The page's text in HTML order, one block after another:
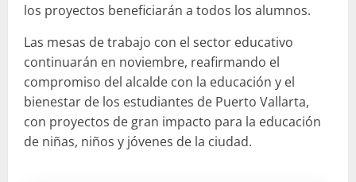
los proyectos beneficiarán a todos los alumnos.
Las mesas de trabajo con el sector educativo
continuarán en noviembre, reafirmando el
compromiso del alcalde con la educación y el
bienestar de los estudiantes de Puerto Vallarta,
con proyectos de gran impacto para la educación
de niñas, niños y jóvenes de la ciudad.